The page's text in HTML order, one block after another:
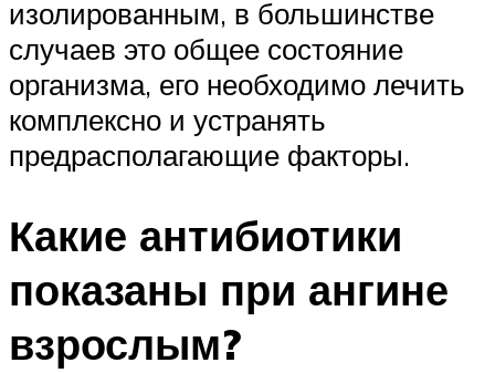
изолированным, в большинстве
случаев это общее состояние
организма, его необходимо лечить
комплексно и устранять
предрасполагающие факторы.
Какие антибиотики
показаны при ангине
взрослым?